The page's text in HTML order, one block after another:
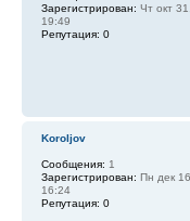
Зарегистрирован: Чт окт
19:49
Репутация: 0
Koroljov
Сообщения: 1
Зарегистрирован: Пн дек
16:24
Репутация: 0